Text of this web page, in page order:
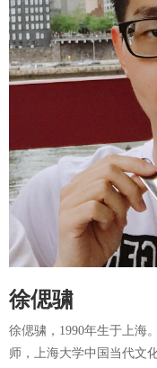
徐偲骕
徐偲骕，1990年生于上海
师，上海大学中国当代文